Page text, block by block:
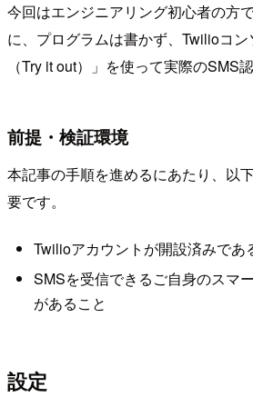
今回はエンジニアリング初心者の方
に、プログラムは書かず、Twilioコ
（Try it out）」を使って実際のSMS
前提・検証環境
本記事の手順を進めるにあたり、以
要です。
Twilioアカウントが開設済みであ
SMSを受信できるご自身のスマ
があること
設定